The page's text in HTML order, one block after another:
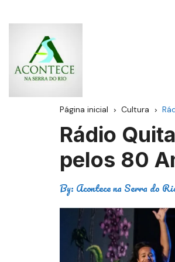
Página inicial Cultura
Rádio
pelos 80
By: Acontece na Serra do